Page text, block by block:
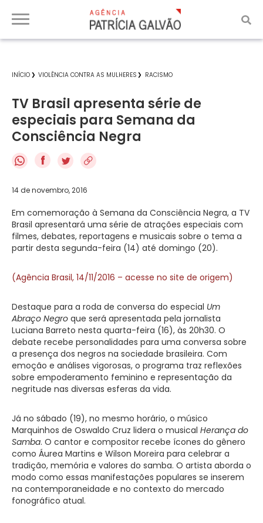
INÍCIO VIOLÊNCIA CONTRA AS MULHERES RACISMO
TV Brasil apresenta série de
especiais para Semana da
Consciência Negra
f
14 de novembro, 2016
Em comemoração à Semana da Consciência Negra, a TV
Brasil apresentará uma série de atrações especiais com
filmes, debates, reportagens e musicais sobre o tema a
partir desta segunda-feira (14) até domingo (20).
(Agência Brasil, 14/11/2016 – acesse no site de origem)
Destaque para a roda de conversa do especial Um
Abraço Negro que será apresentada pela jornalista
Luciana Barreto nesta quarta-feira (16), às 20h30. O
debate recebe personalidades para uma conversa sobre
a presença dos negros na sociedade brasileira. Com
emoção e análises vigorosas, o programa traz reflexões
sobre empoderamento feminino e representação da
negritude nas diversas esferas da vida.
Já no sábado (19), no mesmo horário, o músico
Marquinhos de Oswaldo Cruz lidera o musical Herança do
Samba. O cantor e compositor recebe ícones do gênero
como Áurea Martins e Wilson Moreira para celebrar a
tradição, memória e valores do samba. O artista aborda o
modo como essas manifestações populares se inserem
na contemporaneidade e no contexto do mercado
fonográfico atual.